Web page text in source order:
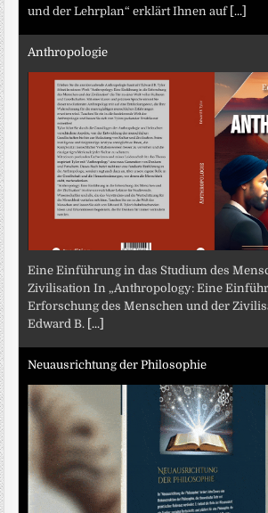
und der Lehrplan“ erklärt Ihnen auf [...]
Anthropologie
Eine Einführung in das Studium des
Zivilisation In „Anthropology: Eine
Erforschung des Menschen und der
Edward B.
[...]
Neuausrichtung der Philosophie